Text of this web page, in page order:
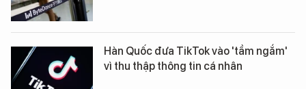
Hàn Quốc đưa TikTok vào 'tầm ngắm'
vì thu thập thông tin cá nhân